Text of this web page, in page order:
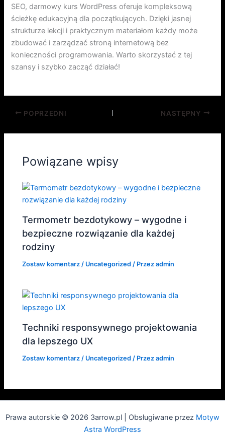
SEO, darmowy kurs WordPress oferuje kompleksową
ścieżkę edukacyjną dla początkujących. Dzięki jasnej
strukturze lekcji i praktycznym materiałom każdy może
zbudować i zarządzać stroną internetową bez
konieczności programowania. Warto skorzystać z tej
szansy i szybko zacząć działać!
POPRZEDNI NASTĘPNY
Powiązane wpisy
Termometr bezdotykowy – wygodne i
bezpieczne rozwiązanie dla każdej
rodziny
Zostaw komentarz / Uncategorized / Przezadmin
Techniki responsywnego projektowania
dla lepszego UX
Zostaw komentarz / Uncategorized / Przezadmin
Prawa autorskie © 2026 3arrow.pl | Obsługiwane przez Motyw
Astra WordPress